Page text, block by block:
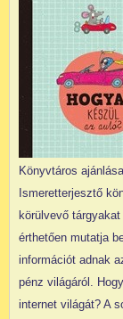
Könyvtáros
Ismeretterjesztő
körülvevő
érthetően mutatja
információt adnak
pénz világáról.
internet világát? A